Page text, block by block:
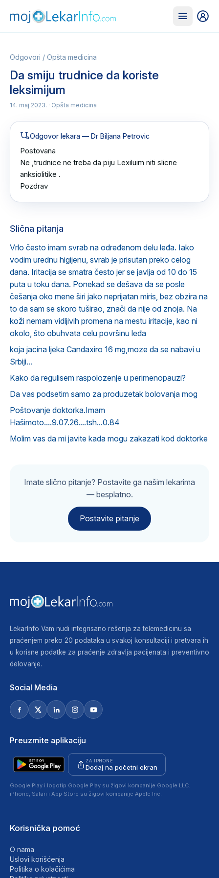
Odgovori / Opšta medicina
Da smiju trudnice da koriste
leksimijum
14. maj 2023. · Opšta medicina
Odgovor lekara — Dr Biljana Petrovic
Postovana
Ne ,trudnice ne treba da piju Lexiluim niti slicne
anksiolitike .
Pozdrav
Slična pitanja
Vrlo često imam svrab na određenom delu leđa. Iako
vodim urednu higijenu, svrab je prisutan preko celog
dana. Iritacija se smatra često jer se javlja od 10 do 15
puta u toku dana. Ponekad se dešava da se posle
češanja oko mene širi jako neprijatan miris, bez obzira na
to da sam se skoro tuširao, znači da nije od znoja. Na
koži nemam vidljivih promena na mestu iritacije, kao ni
okolo, što obuhvata celu površinu leđa
koja jacina ljeka Candaxiro 16 mg,moze da se nabavi u
Srbiji...
Kako da regulisem raspolozenje u perimenopauzi?
Da vas podsetim samo za produzetak bolovanja mog
Poštovanje doktorka.Imam
Hašimoto....9.07.26....tsh...0.84
Molim vas da mi javite kada mogu zakazati kod doktorke
Imate slično pitanje? Postavite ga našim lekarima
— besplatno.
Postavite pitanje
LekarInfo Vam nudi integrisano rešenja za telemedicinu sa
praćenjem preko 20 podataka u svakoj konsultaciji i pretvara ih
u korisne podatke za praćenje zdravlja pacijenata i preventivno
delovanje.
Social Media
Preuzmite aplikaciju
ZA IPHONE
Dodaj na početni ekran
Google Play i logotip Google Play su žigovi kompanije Google LLC.
iPhone, Safari i App Store su žigovi kompanije Apple Inc.
Korisnička pomoć
O nama
Uslovi korišćenja
Politika o kolačićima